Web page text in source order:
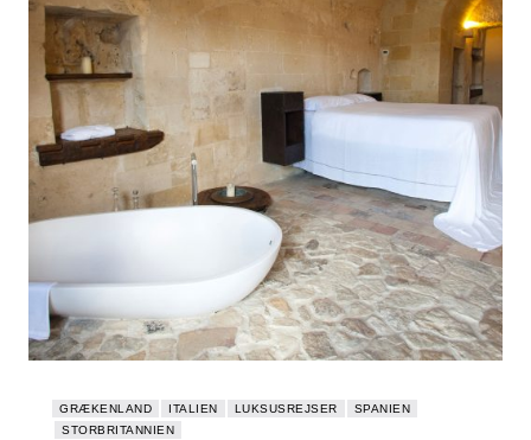
GRÆKENLAND ITALIEN LUKSUSREJSER
SPANIEN
STORBRITANNIEN